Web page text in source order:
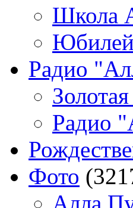
Школа
Радио
Радио
Фото
Алла